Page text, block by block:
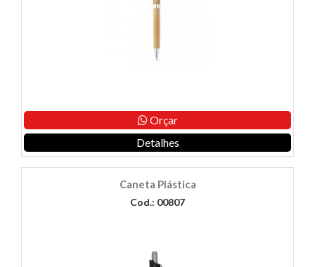
Orçar
Detalhes
Caneta Plástica
Cod.: 00807